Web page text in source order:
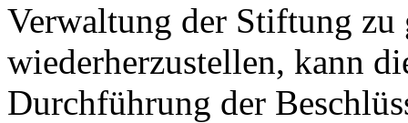
Verwaltung der Stiftung zu
wiederherzustellen, kann
Durchführung der